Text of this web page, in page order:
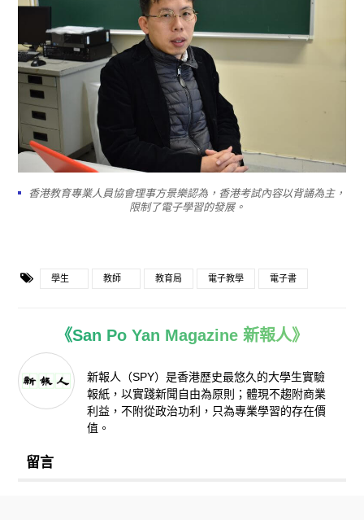
香港教育專業人員協會理事方景樂認為，香港考試內容以背誦為主，
限制了電子學習的發展。
學生 教師 教育局 電子教學 電子書
《San Po Yan Magazine 新報人》
新報人（SPY）是香港歷史最悠久的大學生實驗
報紙，以實踐新聞自由為原則；體現不趨附商業
利益，不附從政治功利，只為專業學習的存在價
值。
留言